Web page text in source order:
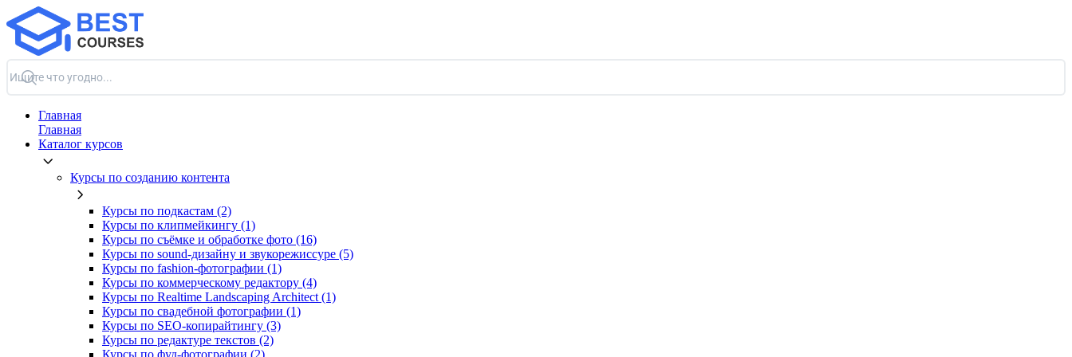
Главная
Главная
Каталог курсов
Курсы по созданию контента
Курсы по подкастам (2)
Курсы по клипмейкингу (1)
Курсы по съёмке и обработке фото (16)
Курсы по sound-дизайну и звукорежиссуре (5)
Курсы по fashion-фотографии (1)
Курсы по коммерческому редактору (4)
Курсы по Realtime Landscaping Architect (1)
Курсы по свадебной фотографии (1)
Курсы по SEO-копирайтингу (3)
Курсы по редактуре текстов (2)